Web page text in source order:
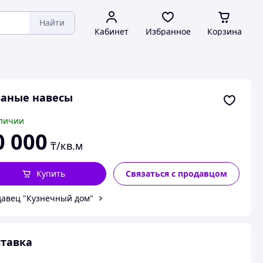
Найти
Кабинет Избранное Корзина
навесы
000 ₸/кв.м
Купить Связаться с продавцом
"Кузнечный дом"